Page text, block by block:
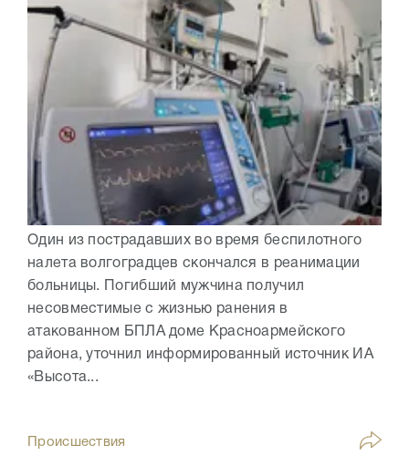
Один из пострадавших во время беспилотного
налета волгоградцев скончался в реанимации
больницы. Погибший мужчина получил
несовместимые с жизнью ранения в
атакованном БПЛА доме Красноармейского
района, уточнил информированный источник ИА
«Высота...
Происшествия